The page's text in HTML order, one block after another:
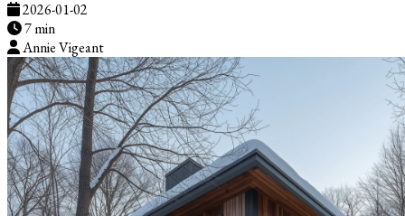
2026-01-02
7 min
Annie Vigeant